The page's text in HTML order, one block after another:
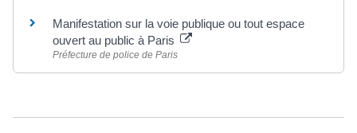
Manifestation sur la voie publique ou tout espace
ouvert au public à Paris
Préfecture de police de Paris